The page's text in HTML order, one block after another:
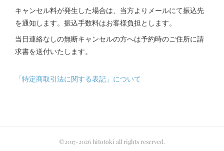
キャンセル料が発生した場合は、当方よりメールにて振込先
を通知します。振込手数料はお客様負担とします。
当日連絡なしの無断キャンセルの方へは予約時のご住所に請
求書を送付いたします。
「特定商取引法に関する表記」について
©2017-2026 hitotoki all rights reserved.